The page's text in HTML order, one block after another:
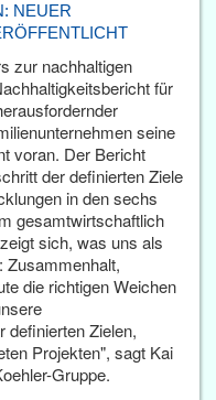
NEUER
zur nachhaltigen
für
seine
voran. Der Bericht
der definierten Ziele
in den sechs
gesamtwirtschaftlich
sich, was uns als
Zusammenhalt,
die richtigen Weichen
definierten Zielen,
Projekten", sagt Kai
Gruppe.